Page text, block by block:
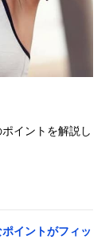
イントを解説し
イントがフィッ